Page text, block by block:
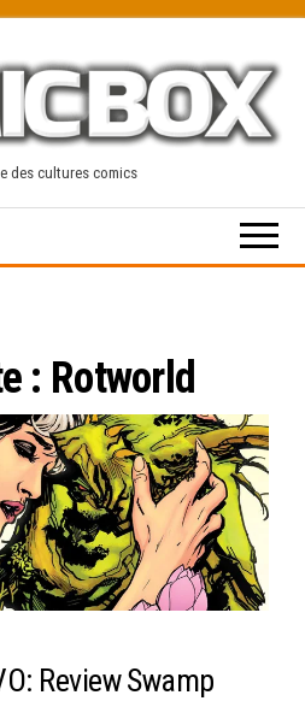
des cultures comics
: Rotworld
Review Swamp